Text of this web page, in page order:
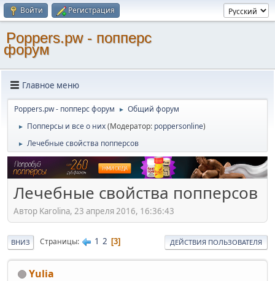
Войти Регистрация
Poppers.pw - попперс
форум
Главное меню
Poppers.pw - попперс форум ► Общий форум
► Попперсы и все о них(Модератор: poppersonline)
► Лечебные свойства попперсов
Лечебные свойства попперсов
Автор Karolina, 23 апреля 2016, 16:36:43
ВНИЗ Страницы 1 2 3 ДЕЙСТВИЯ ПОЛЬЗОВАТЕЛЯ
Yulia